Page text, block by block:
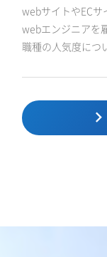
webサイトやEC
webエンジニアを
職種の人気度につ